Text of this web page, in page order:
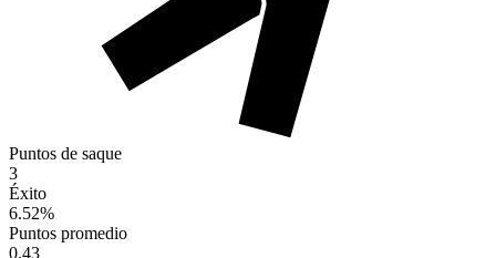
Puntos de saque
3
Éxito
6.52%
Puntos promedio
0.43